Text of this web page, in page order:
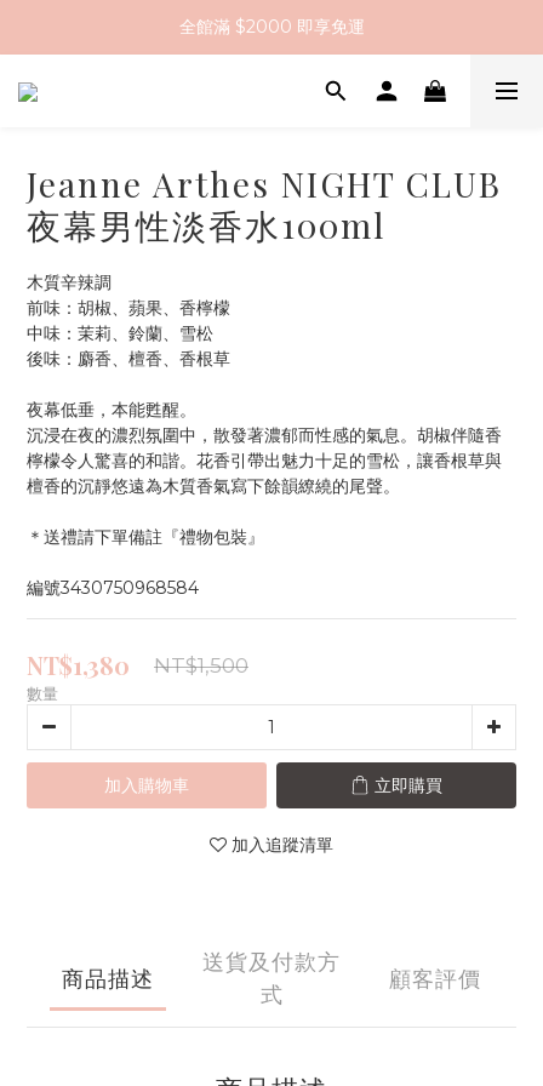
全館滿 $2000 即享免運
全館滿 $2000 即享免運
Jeanne Arthes NIGHT CLUB
夜幕男性淡香水100ml
木質辛辣調
前味：胡椒、蘋果、香檸檬
中味：茉莉、鈴蘭、雪松
後味：麝香、檀香、香根草
夜幕低垂，本能甦醒。
沉浸在夜的濃烈氛圍中，散發著濃郁而性感的氣息。胡椒伴隨香
檸檬令人驚喜的和諧。花香引帶出魅力十足的雪松，讓香根草與
檀香的沉靜悠遠為木質香氣寫下餘韻繚繞的尾聲。
＊送禮請下單備註『禮物包裝』
編號3430750968584
NT$1,380 NT$1,500
數量
加入購物車 立即購買
加入追蹤清單
商品描述
送貨及付款方
式
顧客評價